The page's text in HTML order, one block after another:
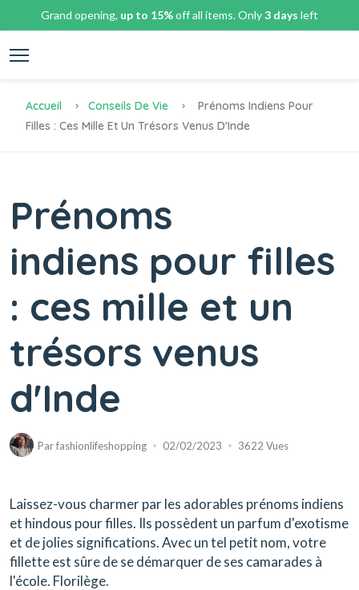
Grand opening, up to 15%off all items. Only3 days left
Accueil Conseils De Vie
Prénoms Indiens Pour
Filles : Ces Mille Et Un Trésors Venus D'Inde
Prénoms
indiens pour filles
: ces mille et un
trésors venus
d'Inde
Parfashionlifeshopping 02/02/2023 3622 Vues
Laissez-vous charmer par les adorables prénoms indiens
et hindous pour filles. Ils possèdent un parfum d'exotisme
et de jolies significations. Avec un tel petit nom, votre
fillette est sûre de se démarquer de ses camarades à
l'école. Florilège.